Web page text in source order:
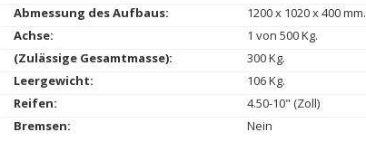
Abmessung des Aufbaus:
1200 x 1020 x 400 mm.
Achse:
1 von 500 Kg.
(Zulässige Gesamtmasse):
300 Kg.
Leergewicht:
106 Kg.
Reifen:
4.50-10" (Zoll)
Bremsen:
Nein